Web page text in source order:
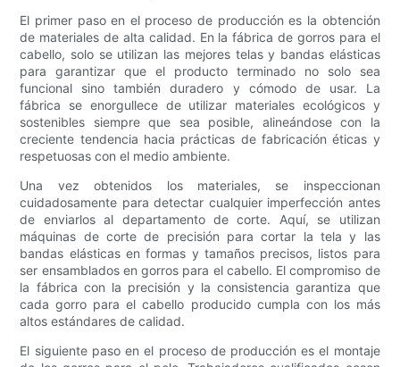
El primer paso en el proceso de producción es la obtención
de materiales de alta calidad. En la fábrica de gorros para el
cabello, solo se utilizan las mejores telas y bandas elásticas
para garantizar que el producto terminado no solo sea
funcional sino también duradero y cómodo de usar. La
fábrica se enorgullece de utilizar materiales ecológicos y
sostenibles siempre que sea posible, alineándose con la
creciente tendencia hacia prácticas de fabricación éticas y
respetuosas con el medio ambiente.
Una vez obtenidos los materiales, se inspeccionan
cuidadosamente para detectar cualquier imperfección antes
de enviarlos al departamento de corte. Aquí, se utilizan
máquinas de corte de precisión para cortar la tela y las
bandas elásticas en formas y tamaños precisos, listos para
ser ensamblados en gorros para el cabello. El compromiso de
la fábrica con la precisión y la consistencia garantiza que
cada gorro para el cabello producido cumpla con los más
altos estándares de calidad.
El siguiente paso en el proceso de producción es el montaje